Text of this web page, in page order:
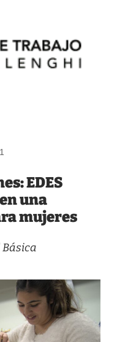
EDES
una
mujeres
Básica